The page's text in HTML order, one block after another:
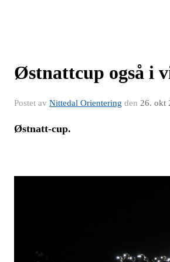
Østnattcup også i
Postet av Nittedal Orientering den 26. okt
Østnatt-cup.